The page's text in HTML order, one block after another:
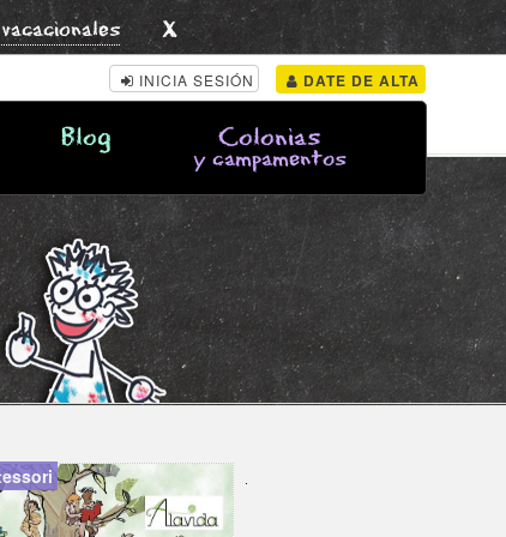
x
INICIA SESIÓN DATE DE ALTA
Blog Colonias
y campamentos